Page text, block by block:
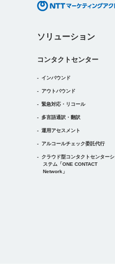
ソリューション
コンタクトセンター
インバウンド
アウトバウンド
緊急対応・リコール
多言語通訳・翻訳
運用アセスメント
アルコールチェック委託代行
クラウド型コンタクトセンターシ
ステム 「ONE CONTACT
Network」